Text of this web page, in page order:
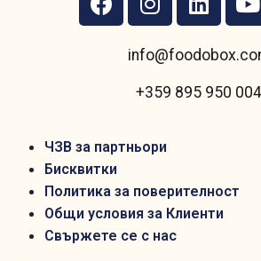
+359 895 950 004
ЧЗВ за партньори
Бисквитки
Политика за поверителност
Общи условия за Клиенти
Свържете се с нас